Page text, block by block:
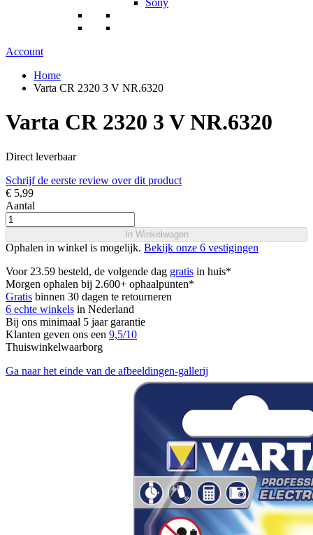
Sony
Account
Home
Varta CR 2320 3 V NR.6320
Varta CR 2320 3 V NR.6320
Direct leverbaar
Schrijf de eerste review over dit product
€ 5,99
Aantal
In Winkelwagen
Ophalen in winkel is mogelijk. Bekijk onze 6 vestigingen
Voor 23.59 besteld, de volgende dag gratis in huis*
Morgen ophalen bij 2.600+ ophaalpunten*
Gratis binnen 30 dagen te retourneren
6 echte winkels in Nederland
Bij ons minimaal 5 jaar garantie
Klanten geven ons een 9,5/10
Thuiswinkelwaarborg
Ga naar het einde van de afbeeldingen-gallerij